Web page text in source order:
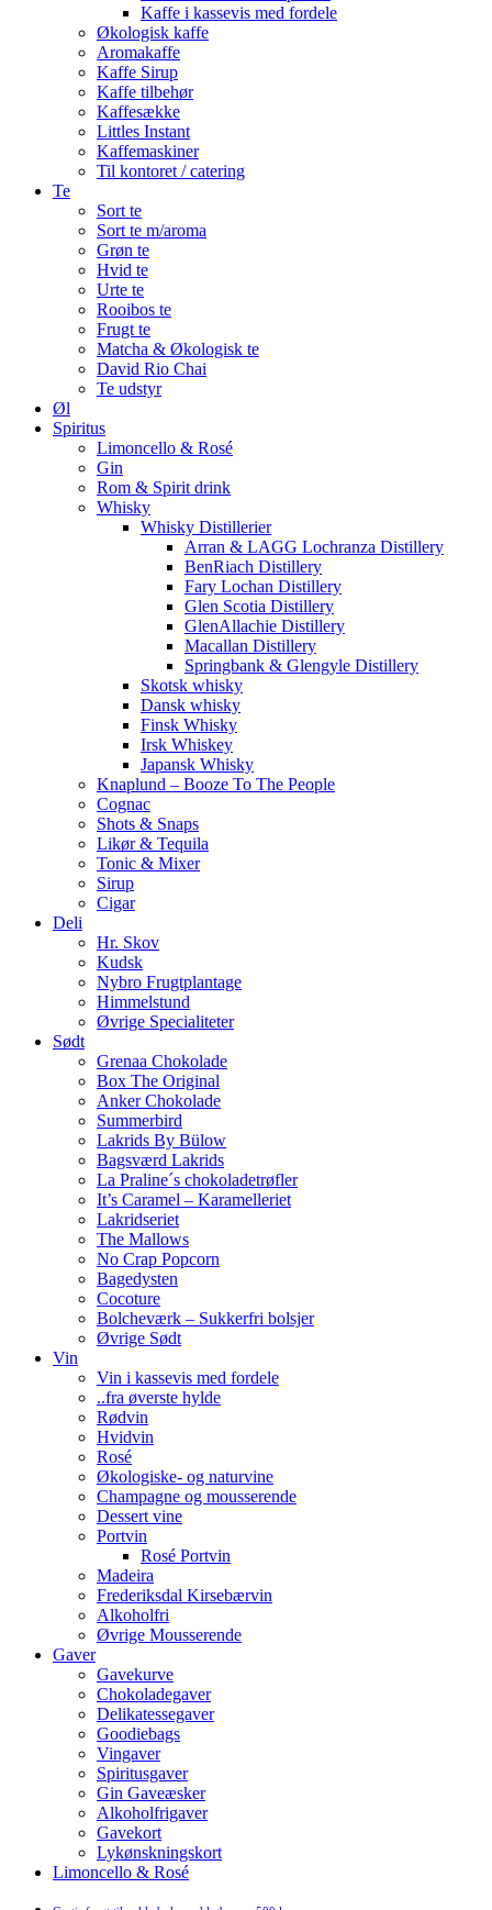
Kaffe i kassevis med fordele
Økologisk kaffe
Aromakaffe
Kaffe Sirup
Kaffe tilbehør
Kaffesække
Littles Instant
Kaffemaskiner
Til kontoret / catering
Te
Sort te
Sort te m/aroma
Grøn te
Hvid te
Urte te
Rooibos te
Frugt te
Matcha & Økologisk te
David Rio Chai
Te udstyr
Øl
Spiritus
Limoncello & Rosé
Gin
Rom & Spirit drink
Whisky
Whisky Distillerier
Arran & LAGG Lochranza Distillery
BenRiach Distillery
Fary Lochan Distillery
Glen Scotia Distillery
GlenAllachie Distillery
Macallan Distillery
Springbank & Glengyle Distillery
Skotsk whisky
Dansk whisky
Finsk Whisky
Irsk Whiskey
Japansk Whisky
Knaplund – Booze To The People
Cognac
Shots & Snaps
Likør & Tequila
Tonic & Mixer
Sirup
Cigar
Deli
Hr. Skov
Kudsk
Nybro Frugtplantage
Himmelstund
Øvrige Specialiteter
Sødt
Grenaa Chokolade
Box The Original
Anker Chokolade
Summerbird
Lakrids By Bülow
Bagsværd Lakrids
La Praline´s chokoladetrøfler
It’s Caramel – Karamelleriet
Lakridseriet
The Mallows
No Crap Popcorn
Bagedysten
Cocoture
Bolcheværk – Sukkerfri bolsjer
Øvrige Sødt
Vin
Vin i kassevis med fordele
..fra øverste hylde
Rødvin
Hvidvin
Rosé
Økologiske- og naturvine
Champagne og mousserende
Dessert vine
Portvin
Rosé Portvin
Madeira
Frederiksdal Kirsebærvin
Alkoholfri
Øvrige Mousserende
Gaver
Gavekurve
Chokoladegaver
Delikatessegaver
Goodiebags
Vingaver
Spiritusgaver
Gin Gaveæsker
Alkoholfrigaver
Gavekort
Lykønskningskort
Limoncello & Rosé